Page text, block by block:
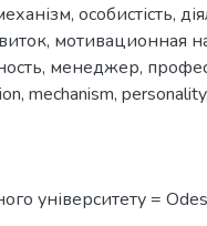
, особистість,
, мотивационная
, менеджер,
, mechanism, personality,
університету =